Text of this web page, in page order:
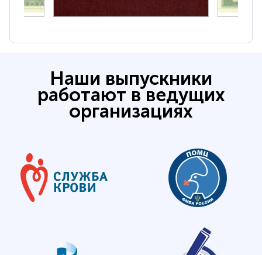
Наши выпускники
работают в ведущих
организациях